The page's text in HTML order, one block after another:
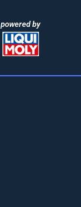
powered by